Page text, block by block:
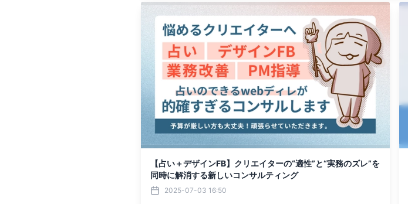
【占い＋デザインFB】クリエイターの“適性”と“実務のズレ”を
同時に解消する新しいコンサルティング
2025-07-03 16:50